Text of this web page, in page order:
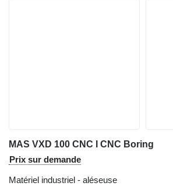
MAS VXD 100 CNC I CNC Boring
Prix sur demande
Matériel industriel - aléseuse